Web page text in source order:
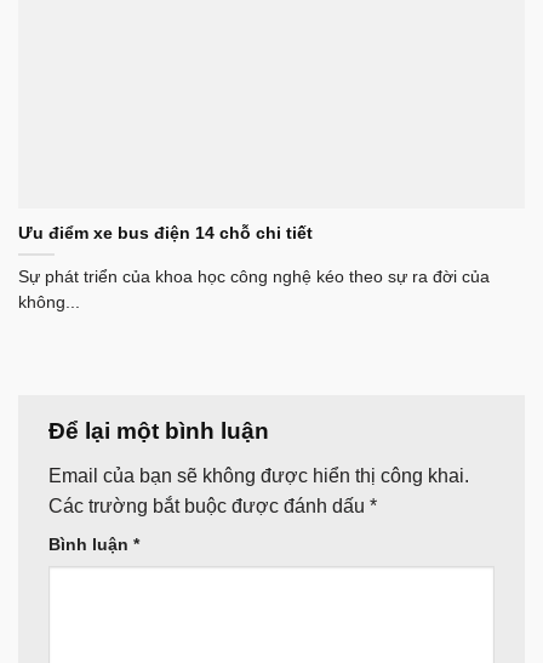
Ưu điểm xe bus điện 14 chỗ chi tiết
Sự phát triển của khoa học công nghệ kéo theo sự ra đời của
không...
Để lại một bình luận
Email của bạn sẽ không được hiển thị công khai.
Các trường bắt buộc được đánh dấu *
Bình luận *